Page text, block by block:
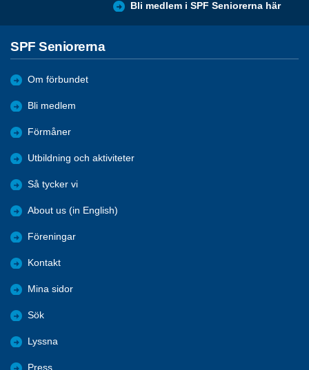
Bli medlem i SPF Seniorerna här
SPF Seniorerna
Om förbundet
Bli medlem
Förmåner
Utbildning och aktiviteter
Så tycker vi
About us (in English)
Föreningar
Kontakt
Mina sidor
Sök
Lyssna
Press